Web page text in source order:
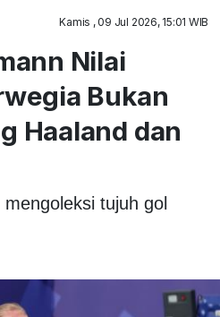
Kamis , 09 Jul 2026, 15:01 WIB
Nilai
Bukan
Haaland dan
tujuh gol